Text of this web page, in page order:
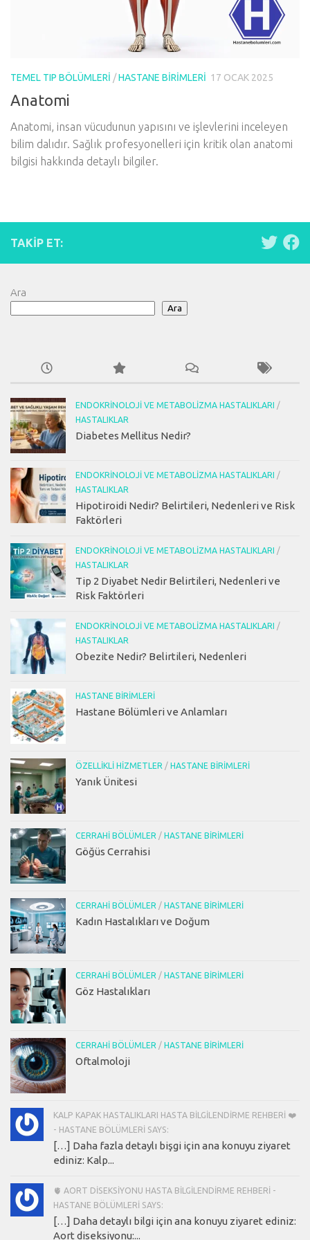
TEMEL TIP BÖLÜMLERI /HASTANE BIRIMLERI 17 OCAK 2025
Anatomi
Anatomi, insan vücudunun yapısını ve işlevlerini inceleyen
bilim dalıdır. Sağlık profesyonelleri için kritik olan anatomi
bilgisi hakkında detaylı bilgiler.
TAKIP ET:
Ara
Ara
ENDOKRINOLOJI VE METABOLIZMA HASTALIKLARI
/
HASTALIKLAR
Diabetes Mellitus Nedir?
ENDOKRINOLOJI VE METABOLIZMA HASTALIKLARI
/
HASTALIKLAR
Hipotiroidi Nedir? Belirtileri, Nedenleri ve Risk
Faktörleri
ENDOKRINOLOJI VE METABOLIZMA HASTALIKLARI
/
HASTALIKLAR
Tip 2 Diyabet Nedir Belirtileri, Nedenleri ve
Risk Faktörleri
ENDOKRINOLOJI VE METABOLIZMA HASTALIKLARI
/
HASTALIKLAR
Obezite Nedir? Belirtileri, Nedenleri
HASTANE BIRIMLERI
Hastane Bölümleri ve Anlamları
ÖZELLIKLI HIZMETLER / HASTANE BIRIMLERI
Yanık Ünitesi
CERRAHI BÖLÜMLER / HASTANE BIRIMLERI
Göğüs Cerrahisi
CERRAHI BÖLÜMLER / HASTANE BIRIMLERI
Kadın Hastalıkları ve Doğum
CERRAHI BÖLÜMLER / HASTANE BIRIMLERI
Göz Hastalıkları
CERRAHI BÖLÜMLER / HASTANE BIRIMLERI
Oftalmoloji
KALP KAPAK HASTALIKLARI HASTA BILGILENDIRME REHBERI ❤️
- HASTANE BÖLÜMLERI SAYS:
[…] Daha fazla detaylı bişgi için ana konuyu ziyaret
ediniz: Kalp...
🫀 AORT DISEKSIYONU HASTA BILGILENDIRME REHBERI -
HASTANE BÖLÜMLERI SAYS:
[…] Daha detaylı bilgi için ana konuyu ziyaret ediniz:
Aort diseksiyonu:...